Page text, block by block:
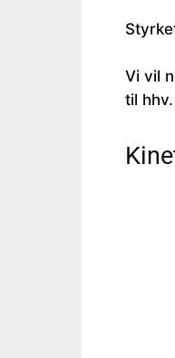
Vi vil
til